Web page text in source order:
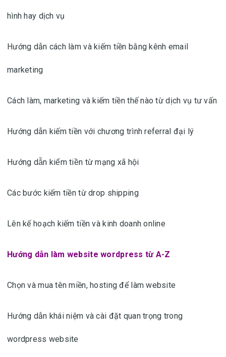
hình hay dịch vụ
Hướng dẫn cách làm và kiếm tiền bằng kênh email
marketing
Cách làm, marketing và kiếm tiền thế nào từ dịch vụ tư vấn
Hướng dẫn kiếm tiền với chương trình referral đại lý
Hướng dẫn kiếm tiền từ mạng xã hội
Các bước kiếm tiền từ drop shipping
Lên kế hoạch kiếm tiền và kinh doanh online
Hướng dẫn làm website wordpress từ A-Z
Chọn và mua tên miền, hosting để làm website
Hướng dẫn khái niệm và cài đặt quan trọng trong
wordpress website